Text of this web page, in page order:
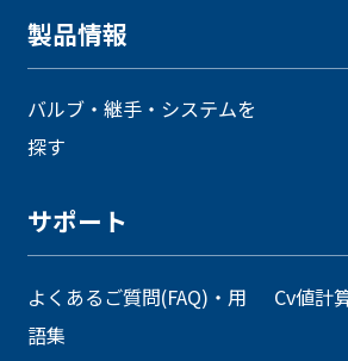
製品情報
バルブ・継手・システムを
探す
サポート
よくあるご質問(FAQ)・用
語集
Cv値計